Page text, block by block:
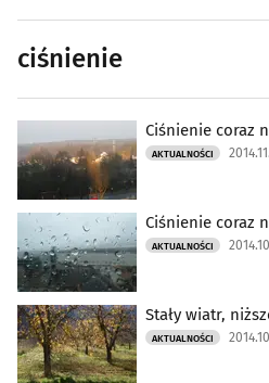
ciśnienie
Ciśnienie coraz
AKTUALNOŚCI
Ciśnienie coraz
AKTUALNOŚCI
Stały wiatr,
AKTUALNOŚCI